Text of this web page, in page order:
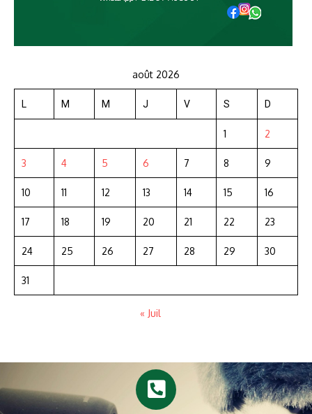
août 2026
L M M J V S D
1 2
3 4 5 6 7 8 9
10 11 12 13 14 15 16
17 18 19 20 21 22 23
24 25 26 27 28 29 30
31
« Juil